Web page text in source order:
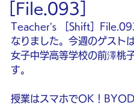
［File.093］
Teacher’s ［Shift］
なりました。今週のゲスト
女子中学高等学校の前澤桃
す。
授業はスマホでOK！